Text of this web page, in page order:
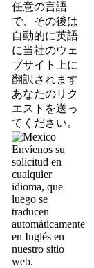
任意の言語
で、その後は
自動的に英語
に当社のウェ
ブサイト上に
翻訳されます
あなたのリク
エストを送っ
てください。
Envíenos su
solicitud en
cualquier
idioma, que
luego se
traducen
automáticamente
en Inglés en
nuestro sitio
web.